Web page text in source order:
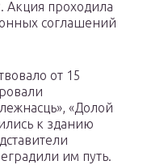
Акция проходила
соглашений
от 15
«Долой
к зданию
им путь.